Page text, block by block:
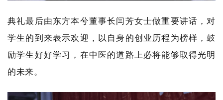
典礼最后由东方本兮董事长闫芳女士做重要讲话，对
学生的到来表示欢迎，以自身的创业历程为榜样，鼓
励学生好好学习，在中医的道路上必将能够取得光明
的未来。